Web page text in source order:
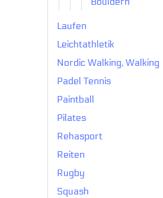
Laufen
Leichtathletik
Nordic Walking, Walking
Padel Tennis
Paintball
Pilates
Rehasport
Reiten
Rugby
Squash